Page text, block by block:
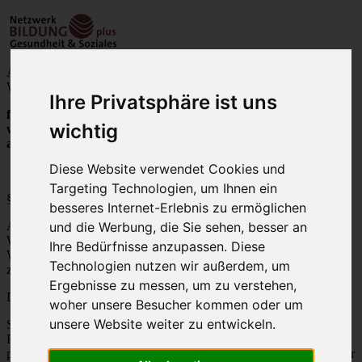
Ihre Privatsphäre ist uns
wichtig
Diese Website verwendet Cookies und
Targeting Technologien, um Ihnen ein
besseres Internet-Erlebnis zu ermöglichen
und die Werbung, die Sie sehen, besser an
Ihre Bedürfnisse anzupassen. Diese
Technologien nutzen wir außerdem, um
Ergebnisse zu messen, um zu verstehen,
woher unsere Besucher kommen oder um
unsere Website weiter zu entwickeln.
Allgemeine Nutzungsbestimmungen (ANB) für
Weiterbildungsanbieter
für die Publikation von Weiterbildungsveranstaltungen auf der
webbasierten Weiterbildungsplattform (Modulfinder)
auf
www.netzwerk-bildung.ch
§ 1 Nutzungsrecht
Als Weiterbildungsanbieter nutzen Sie die Möglichkeit, Ihre
Weiterbildungsveranstaltungen auf der webbasierten
Weiterbildungsplattformwww.netzwerk-bildung.ch
zu publizieren.
Die Plattform wird vom Netzwerk Bildung plus betrieben.
Sie erhalten vom Netzwerk Bildung plus das Nutzungsrecht für die
Plattform (Bereich "Modulfinder"). Das Nutzungsrecht ist
persönlich und gibt Ihnen den Zugang zu den Inhalten, die von Ihrer